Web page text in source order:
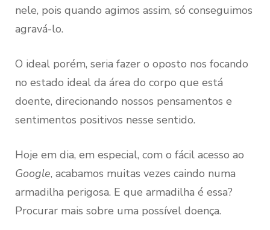
nele, pois quando agimos assim, só conseguimos
agravá-lo.
O ideal porém, seria fazer o oposto nos focando
no estado ideal da área do corpo que está
doente, direcionando nossos pensamentos e
sentimentos positivos nesse sentido.
Hoje em dia, em especial, com o fácil acesso ao
Google, acabamos muitas vezes caindo numa
armadilha perigosa. E que armadilha é essa?
Procurar mais sobre uma possível doença.